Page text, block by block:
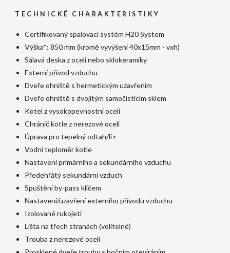
TECHNICKÉ CHARAKTERISTIKY
Certifikovaný spalovací systém H20 System
Výška*: 850 mm (kromě vyvýšení 40x15mm - vxh)
Sálavá deska z oceli nebo sklokeramiky
Externí přívod vzduchu
Dveře ohniště s hermetickým uzavřením
Dveře ohniště s dvojitým samočisticím sklem
Kotel z vysokopevnostní oceli
Chránič kotle z nerezové oceli
Úprava pro tepelný odtah/li>
Vodní teploměr kotle
Nastavení primárního a sekundárního vzduchu
Předehřátý sekundární vzduch
Spuštění by-pass klíčem
Nastavení/uzavření externího přívodu vzduchu
Izolované rukojeti
Lišta na třech stranách (volitelné)
Trouba z nerezové oceli